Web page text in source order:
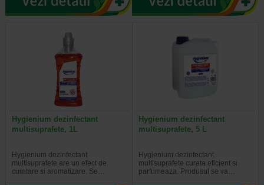
Hygienium dezinfectant
multisuprafete, 1L
Hygienium dezinfectant
multisuprafete are un efect de
curatare si aromatizare. Se…
Hygienium dezinfectant
multisuprafete, 5 L
Hygienium dezinfectant
multisuprafete curata eficient si
parfumeaza. Produsul se va…